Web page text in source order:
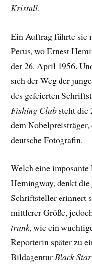
Kristall.
Ein Auftrag führte sie
Perus, wo Ernest
der 26. April 1956.
sich der Weg der
des gefeierten
Fishing Club steht die
dem
deutsche Fotografin.
Welch eine imposante
Hemingway, denkt
Schriftsteller erinnert
mittlerer Größe,
trunk, wie ein
Reporterin später zu
BildagenturBlack Star